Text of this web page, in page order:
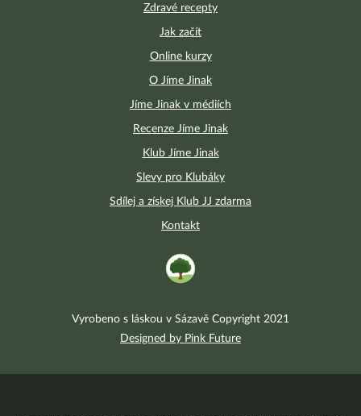
Zdravé recepty
Jak začít
Online kurzy
O Jíme Jinak
Jíme Jinak v médiích
Recenze Jíme Jinak
Klub Jíme Jinak
Slevy pro Klubáky
Sdílej a získej Klub JJ zdarma
Kontakt
Vyrobeno s láskou v Sázavě Copyright 2021
Designed by Pink Future